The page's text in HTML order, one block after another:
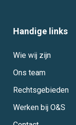
Handige links
Wie wij zijn
Ons team
Rechtsgebieden
Werken bij O&S